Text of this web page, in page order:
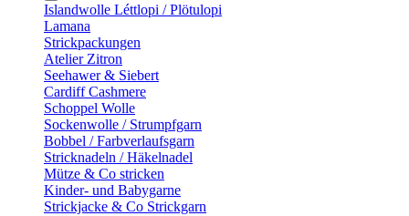
Islandwolle Léttlopi / Plötulopi
Lamana
Strickpackungen
Atelier Zitron
Seehawer & Siebert
Cardiff Cashmere
Schoppel Wolle
Sockenwolle / Strumpfgarn
Bobbel / Farbverlaufsgarn
Stricknadeln / Häkelnadel
Mütze & Co stricken
Kinder- und Babygarne
Strickjacke & Co Strickgarn